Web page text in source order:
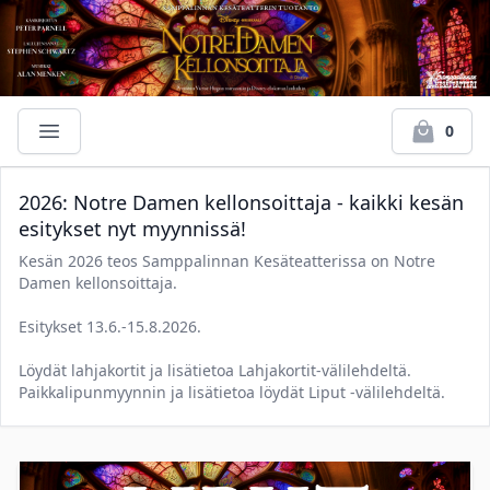
0
2026: Notre Damen kellonsoittaja - kaikki kesän
esitykset nyt myynnissä!
Kesän 2026 teos Samppalinnan Kesäteatterissa on Notre
Damen kellonsoittaja.
Esitykset 13.6.-15.8.2026.
Löydät lahjakortit ja lisätietoa Lahjakortit-välilehdeltä.
Paikkalipunmyynnin ja lisätietoa löydät Liput -välilehdeltä.